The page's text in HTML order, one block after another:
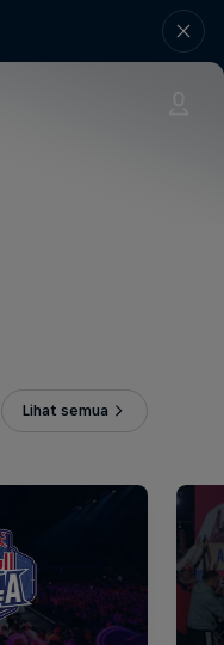
Lihat semua